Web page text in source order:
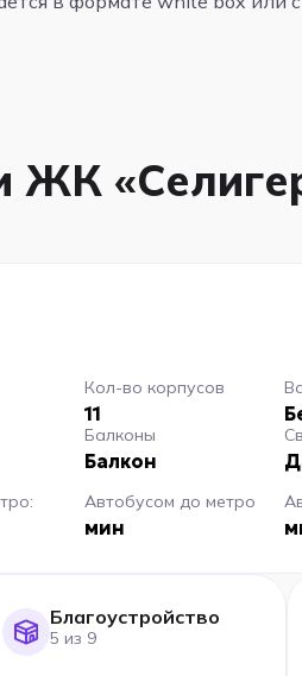
ЖК
Кол-во корпусов
11
Балконы
Балкон
Автобусом до метро
мин
Благоустройство
5 из 9